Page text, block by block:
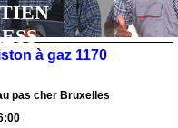
à gaz 1170
pas cher Bruxelles